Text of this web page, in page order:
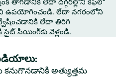
ఉపయోగించండి. లేదా నగరంలోని
లేదా తిరిగి
సీయింగ్‌కు వెళ్లండి.
కనుగొనడానికి అత్యుత్తమ